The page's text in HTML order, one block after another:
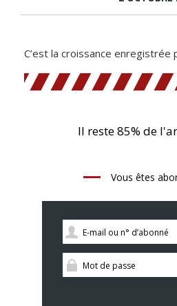
C’est la croissance enregistrée
Il reste 85% de
Vous êtes